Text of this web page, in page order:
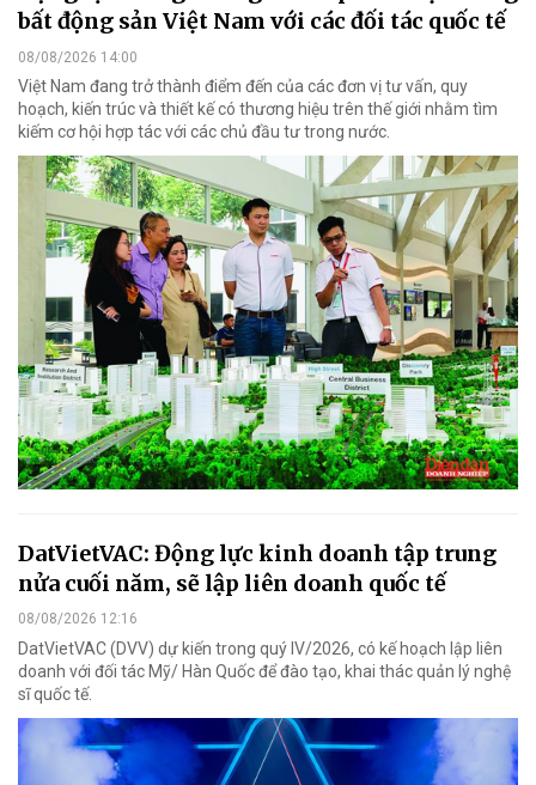
bất động sản Việt Nam với các đối tác quốc tế
08/08/2026 14:00
Việt Nam đang trở thành điểm đến của các đơn vị tư vấn, quy
hoạch, kiến trúc và thiết kế có thương hiệu trên thế giới nhằm tìm
kiếm cơ hội hợp tác với các chủ đầu tư trong nước.
DatVietVAC: Động lực kinh doanh tập trung
nửa cuối năm, sẽ lập liên doanh quốc tế
08/08/2026 12:16
DatVietVAC (DVV) dự kiến trong quý IV/2026, có kế hoạch lập liên
doanh với đối tác Mỹ/ Hàn Quốc để đào tạo, khai thác quản lý nghệ
sĩ quốc tế.